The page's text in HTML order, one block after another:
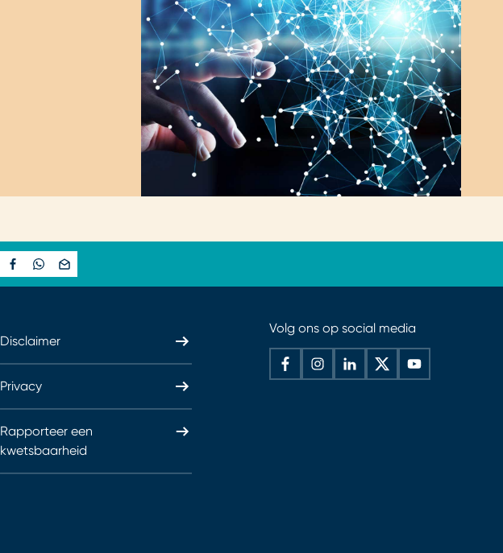
Disclaimer
Privacy
Rapporteer een
kwetsbaarheid
Volg ons op social media